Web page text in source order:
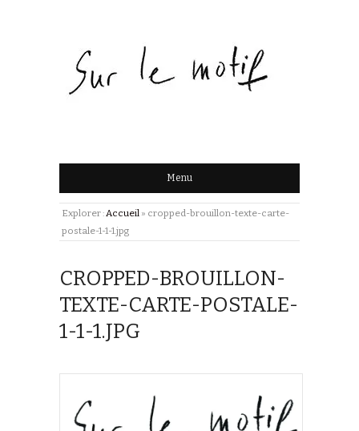
Menu
Explorer :Accueil » cropped-brouillon-texte-carte-
postale-1-1-1.jpg
CROPPED-BROUILLON-
TEXTE-CARTE-POSTALE-
1-1-1.JPG